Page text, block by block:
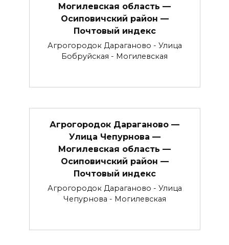
Могилевская область —
Осиповичский район —
Почтовый индекс
Агрогородок Дараганово - Улица
Бобруйская - Могилевская
Агрогородок Дараганово —
Улица Чепурнова —
Могилевская область —
Осиповичский район —
Почтовый индекс
Агрогородок Дараганово - Улица
Чепурнова - Могилевская